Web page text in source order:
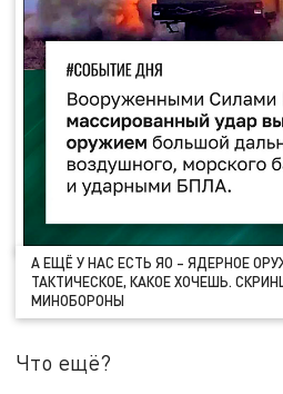
А ЕЩЁ У НАС ЕСТЬ ЯО – ЯДЕРНОЕ
ТАКТИЧЕСКОЕ, КАКОЕ ХОЧЕШЬ.
МИНОБОРОНЫ
Что ещё?